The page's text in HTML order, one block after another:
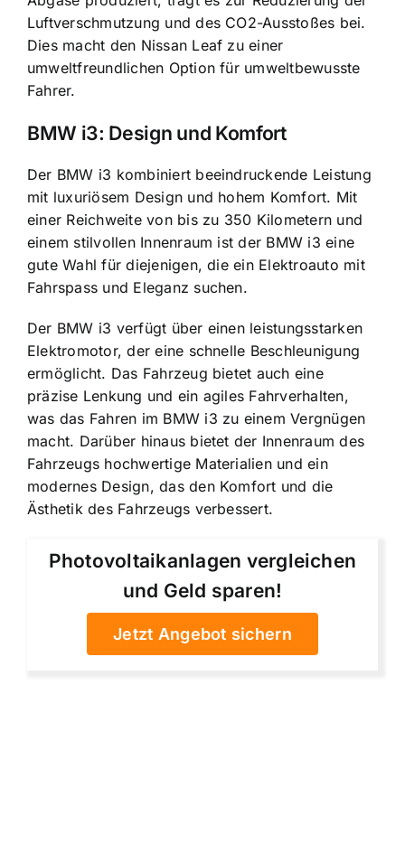
Luftverschmutzung und des CO2-Ausstoßes bei.
Dies macht den Nissan Leaf zu einer
umweltfreundlichen Option für umweltbewusste
Fahrer.
BMW i3: Design und Komfort
Der BMW i3 kombiniert beeindruckende Leistung
mit luxuriösem Design und hohem Komfort. Mit
einer Reichweite von bis zu 350 Kilometern und
einem stilvollen Innenraum ist der BMW i3 eine
gute Wahl für diejenigen, die ein Elektroauto mit
Fahrspass und Eleganz suchen.
Der BMW i3 verfügt über einen leistungsstarken
Elektromotor, der eine schnelle Beschleunigung
ermöglicht. Das Fahrzeug bietet auch eine
präzise Lenkung und ein agiles Fahrverhalten,
was das Fahren im BMW i3 zu einem Vergnügen
macht. Darüber hinaus bietet der Innenraum des
Fahrzeugs hochwertige Materialien und ein
modernes Design, das den Komfort und die
Ästhetik des Fahrzeugs verbessert.
Photovoltaikanlagen vergleichen
und Geld sparen!
Jetzt Angebot sichern